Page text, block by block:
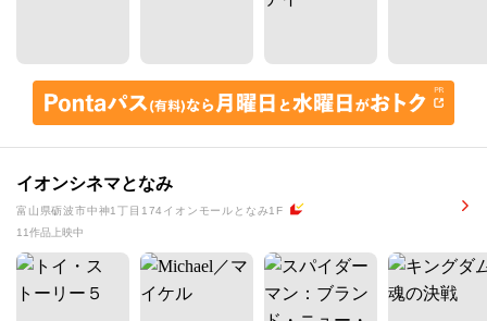
イオンシネマとなみ
富山県砺波市中神1丁目174イオンモールとなみ1F
11作品上映中